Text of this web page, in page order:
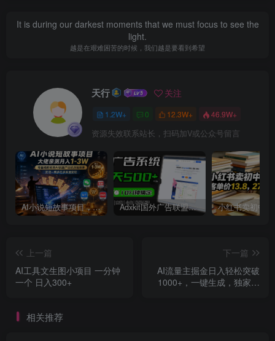
It is during our darkest moments that we must focus to see the
light.
越是在艰难困苦的时候，我们越是要看到希望
天行 关注
1.2W+ 0 12.3W+ 46.9W+
资源失效联系站长，扫码加V或公众号留言
AI小说短故事项目，大佬亲测月入1-3W，零基础教你用AI批量产出优质短故事，实现一稿多吃多渠道变现 Adxkit国外广告联盟系统，一天上500+广告，让你的投放更加高效简单！
上一篇
AI工具文生图小项目 一分钟
一个 日入300+
下一篇
AI流量主掘金日入轻松突破
1000+，一键生成，独家玩
相关推荐